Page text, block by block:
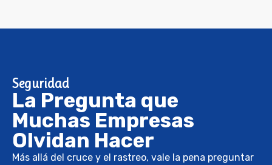
Seguridad
La Pregunta que
Muchas Empresas
Olvidan Hacer
Más allá del cruce y el rastreo, vale la pena preguntar